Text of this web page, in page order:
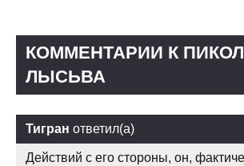
КОММЕНТАРИИ К
ЛЫСЬВА
Тигран ответил(а)
Действий с его стороны, он,